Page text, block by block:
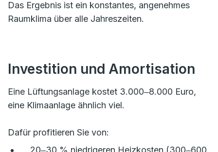
Das Ergebnis ist ein konstantes, angenehmes
Raumklima über alle Jahreszeiten.
Investition und Amortisation
Eine Lüftungsanlage kostet 3.000‒8.000 Euro,
eine Klimaanlage ähnlich viel.
Dafür profitieren Sie von:
20‒30 % niedrigeren Heizkosten (300‒600